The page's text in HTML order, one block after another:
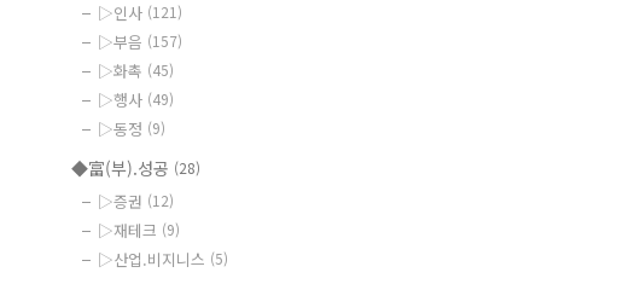
▷인사 (121)
▷부음 (157)
▷화촉 (45)
▷행사 (49)
▷동정 (9)
◆富(부).성공 (28)
▷증권 (12)
▷재테크 (9)
▷산업.비지니스 (5)